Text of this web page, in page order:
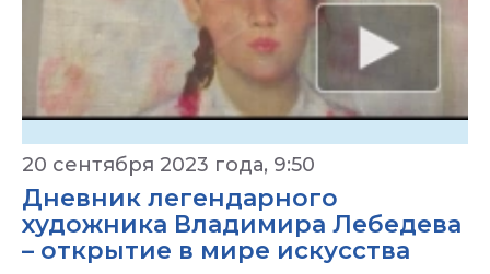
20 сентября 2023 года, 9:50
Дневник легендарного
художника Владимира Лебедева
– открытие в мире искусства